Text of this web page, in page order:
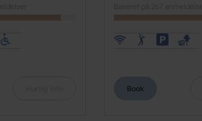
Baseret på 267 anmeldelser
Book